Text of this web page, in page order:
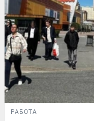
РАБОТА